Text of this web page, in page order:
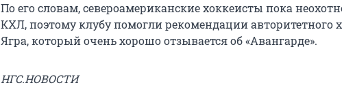
По его словам, североамериканские хоккеисты пока
КХЛ, поэтому клубу помогли рекомендации авторитетного
Ягра, который очень хорошо отзывается об «Авангарде».
НГС.НОВОСТИ